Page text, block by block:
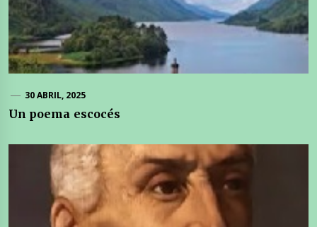
30 ABRIL, 2025
Un poema escocés